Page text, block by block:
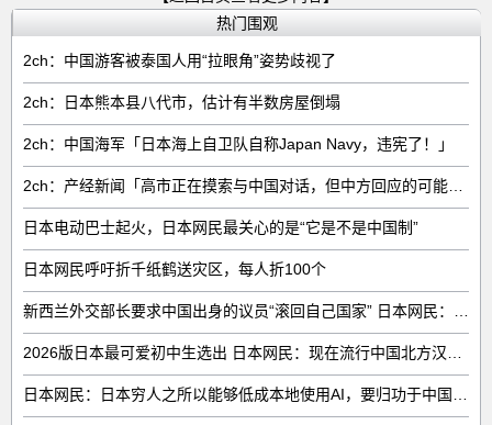
热门围观
2ch：中国游客被泰国人用“拉眼角”姿势歧视了
2ch：日本熊本县八代市，估计有半数房屋倒塌
2ch：中国海军「日本海上自卫队自称Japan Navy，违宪了！」
日本电动巴士起火，日本网民最关心的是“它是不是中国制”
日本网民呼吁折千纸鹤送灾区，每人折100个